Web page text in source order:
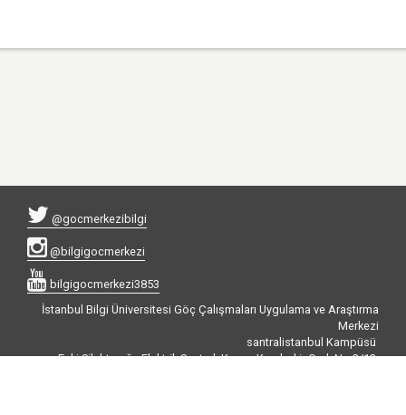
@gocmerkezibilgi
@bilgigocmerkezi
bilgigocmerkezi3853
İstanbul Bilgi Üniversitesi Göç Çalışmaları Uygulama ve Araştırma
Merkezi
santralistanbul Kampüsü
Eski Silahtarağa Elektrik Santralı Kazım Karabekir Cad. No:2/13